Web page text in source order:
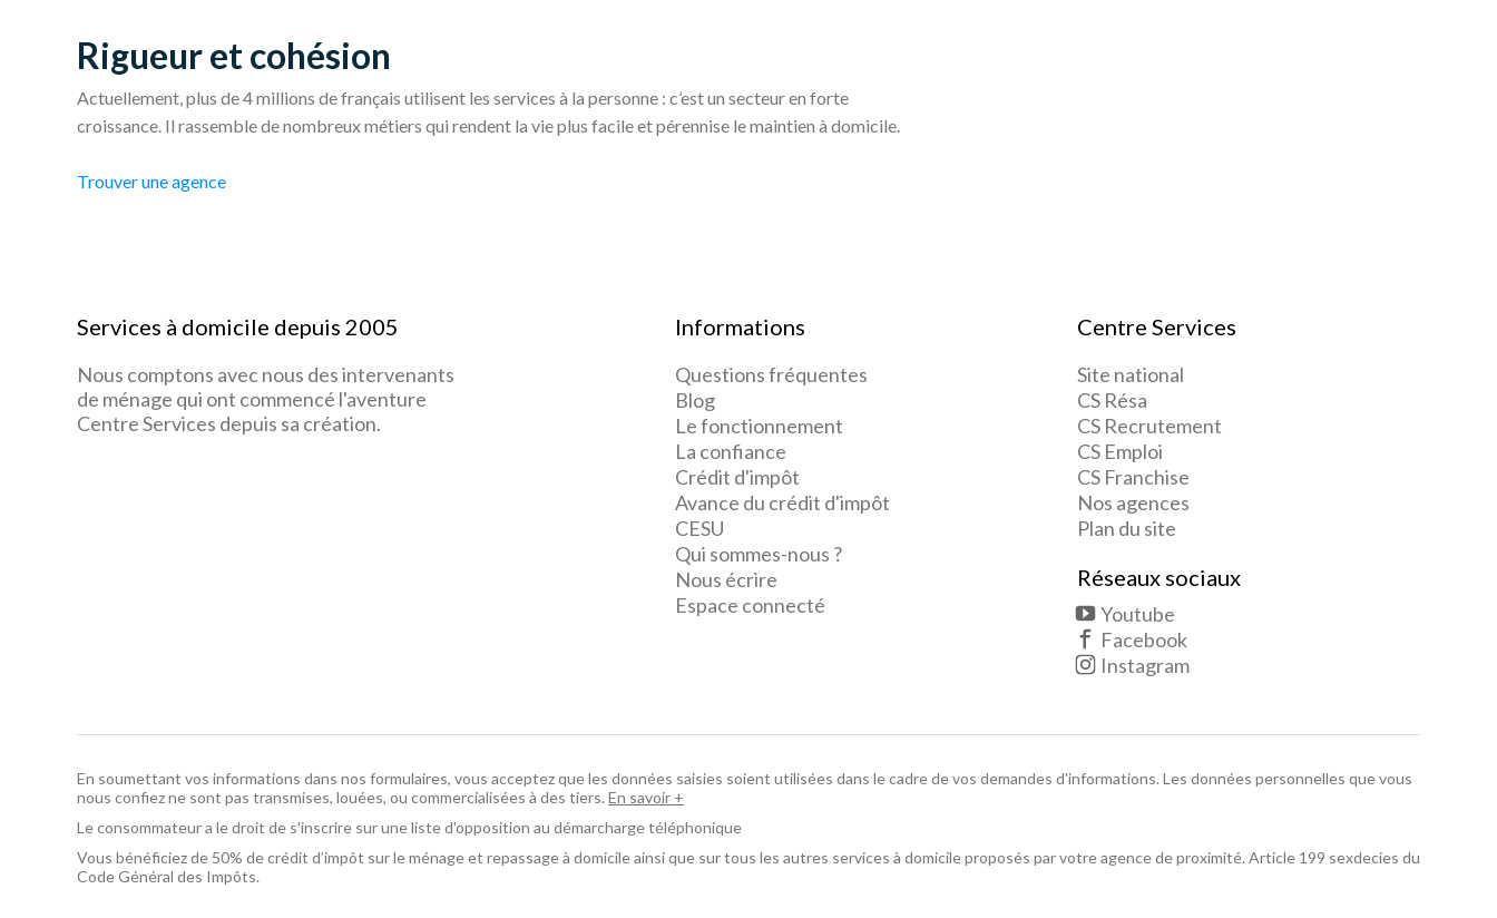
Rigueur et cohésion
Actuellement, plus de 4 millions de français utilisent les services à la personne : c’est un secteur en forte
croissance. Il rassemble de nombreux métiers qui rendent la vie plus facile et pérennise le maintien à domicile.
Trouver une agence
Services à domicile depuis 2005
Nous comptons avec nous des intervenants
de ménage qui ont commencé l'aventure
Centre Services depuis sa création.
Informations
Questions fréquentes
Blog
Le fonctionnement
La confiance
Crédit d'impôt
Avance du crédit d'impôt
CESU
Qui sommes-nous ?
Nous écrire
Espace connecté
Centre Services
Site national
CS Résa
CS Recrutement
CS Emploi
CS Franchise
Nos agences
Plan du site
Réseaux sociaux
Youtube
Facebook
Instagram
En soumettant vos informations dans nos formulaires, vous acceptez que les données saisies soient utilisées dans le cadre de vos demandes d'informations. Les données personnelles que vous
nous confiez ne sont pas transmises, louées, ou commercialisées à des tiers. En savoir +
Le consommateur a le droit de s'inscrire sur une liste d'opposition au démarcharge téléphonique
Vous bénéficiez de 50% de crédit d’impôt sur le ménage et repassage à domicile ainsi que sur tous les autres services à domicile proposés par votre agence de proximité. Article 199 sexdecies du
Code Général des Impôts.